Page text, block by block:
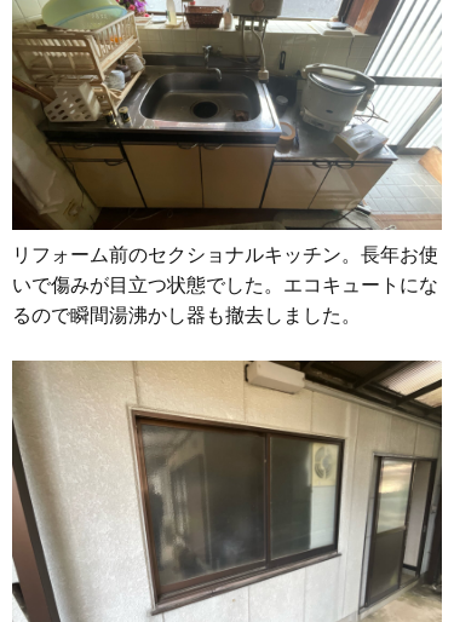
リフォーム前のセクショナルキッチン。長年お使
いで傷みが目立つ状態でした。エコキュートにな
るので瞬間湯沸かし器も撤去しました。